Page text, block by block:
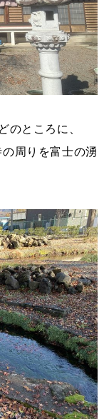
のところに、
周りを富士の湧